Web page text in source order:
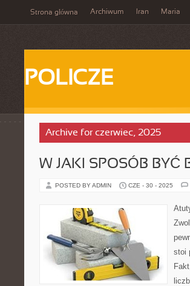
Strona główna Archiwum Iran Maria
POLICZE
Archive for czerwiec, 2025
W JAKI SPOSÓB BYĆ
POSTED BY ADMIN CZE - 30 - 2025
stoi